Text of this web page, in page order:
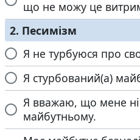
що не можу це
2. Песимізм
Я не турбуюся про
Я стурбований(а)
Я вважаю, що мене
майбутньому.